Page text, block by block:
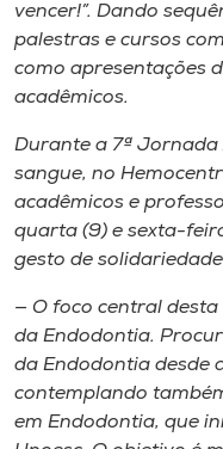
vencer!”. Dando
palestras e cursos
como apresentações
acadêmicos.
Durante a 7ª Jornada
sangue, no
acadêmicos e
quarta (9) e sexta-
gesto de
— O foco central
da Endodontia.
da Endodontia desde
contemplando
em Endodontia, que